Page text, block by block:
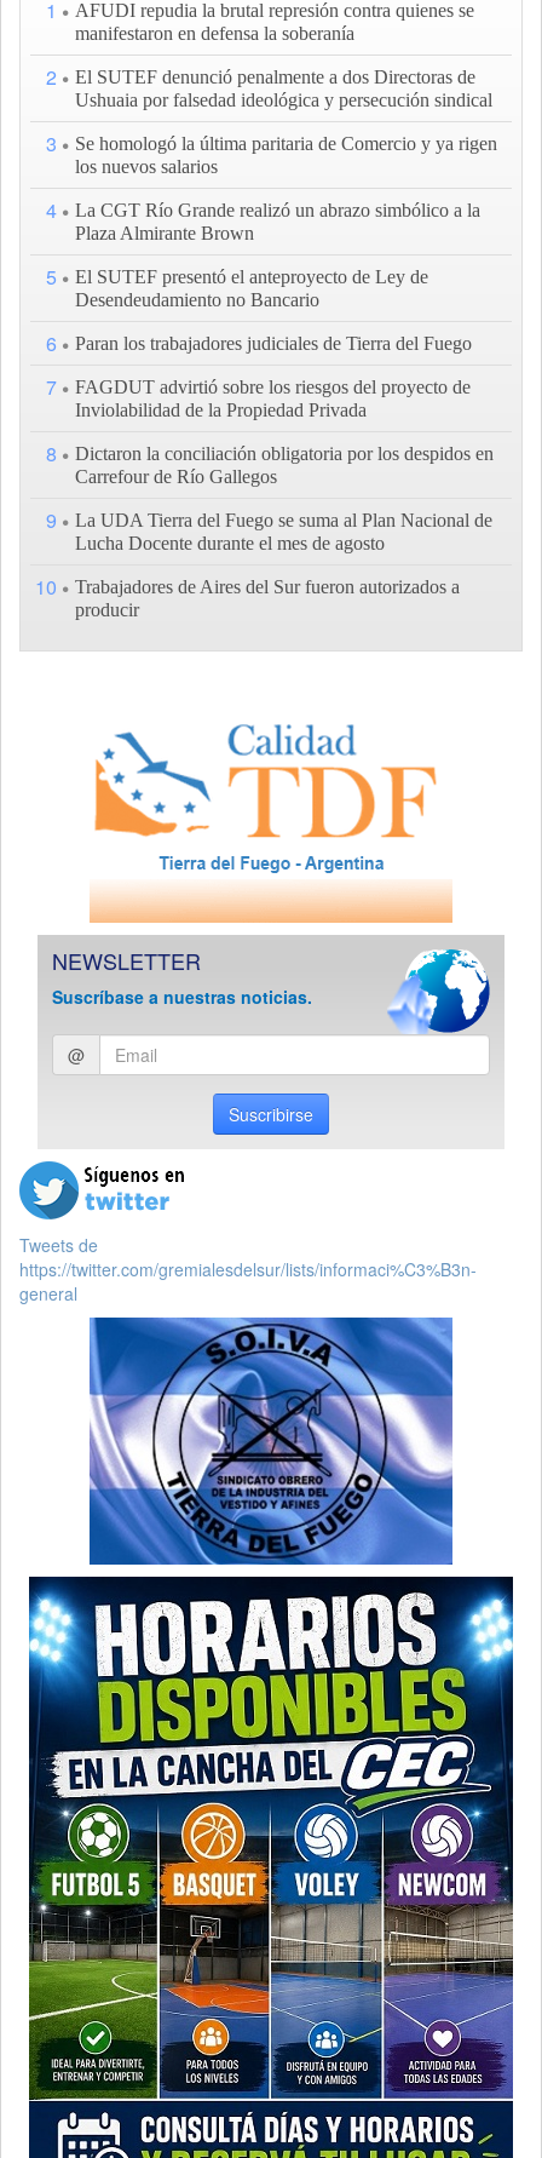
1
AFUDI repudia la brutal represión contra quienes se
manifestaron en defensa la soberanía
2
El SUTEF denunció penalmente a dos Directoras de
Ushuaia por falsedad ideológica y persecución sindical
3
Se homologó la última paritaria de Comercio y ya rigen
los nuevos salarios
4
La CGT Río Grande realizó un abrazo simbólico a la
Plaza Almirante Brown
5
El SUTEF presentó el anteproyecto de Ley de
Desendeudamiento no Bancario
6 Paran los trabajadores judiciales de Tierra del Fuego
7
FAGDUT advirtió sobre los riesgos del proyecto de
Inviolabilidad de la Propiedad Privada
8
Dictaron la conciliación obligatoria por los despidos en
Carrefour de Río Gallegos
9
La UDA Tierra del Fuego se suma al Plan Nacional de
Lucha Docente durante el mes de agosto
10
Trabajadores de Aires del Sur fueron autorizados a
producir
NEWSLETTER
Suscríbase a nuestras noticias.
Ingresar
email
@
Suscribirse
Tweets de
https://twitter.com/gremialesdelsur/lists/informaci%C3%B3n-
general